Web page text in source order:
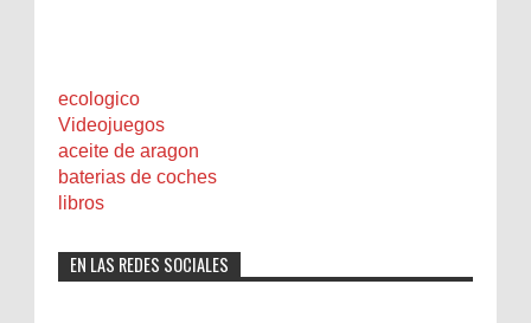
ecologico
Videojuegos
aceite de aragon
baterias de coches
libros
EN LAS REDES SOCIALES